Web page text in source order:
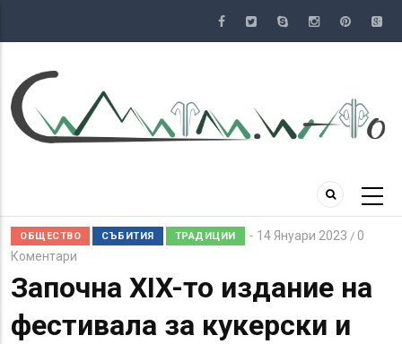
съдържание
ОБЩЕСТВО СЪБИТИЯ ТРАДИЦИИ 14 Януари 2023 / 0
Коментари
Започна XIX-то издание на
фестивала за кукерски и